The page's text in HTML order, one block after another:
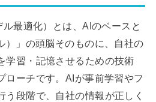
最適化）とは、AIのベースと
）」の頭脳そのものに、自社の
学習・記憶させるための技術
ローチです。AIが事前学習やフ
う段階で、自社の情報が正しく